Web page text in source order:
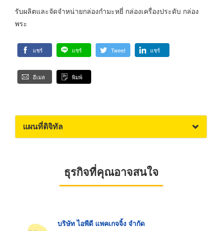
รับผลิตและจัดจำหน่ายกล่องกำมะหยี่ กล่องเครื่องประดับ กล่อง
พระ
แชร์ แชร์ Tweet แชร์
อีเมล พิมพ์
แผนที่ดิจิทัล
ธุรกิจที่คุณอาจสนใจ
บริษัท ไอพีดี แพคเกจจิ้ง จำกัด